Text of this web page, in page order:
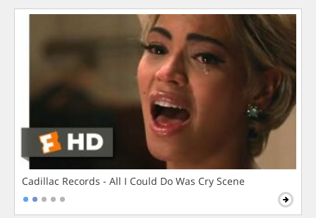
Cadillac Records - All I Could Do Was Cry Scene